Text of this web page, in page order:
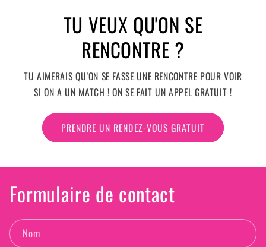
TU VEUX QU'ON SE
RENCONTRE ?
TU AIMERAIS QU'ON SE FASSE UNE RENCONTRE POUR VOIR
SI ON A UN MATCH ! ON SE FAIT UN APPEL GRATUIT !
PRENDRE UN RENDEZ-VOUS GRATUIT
Formulaire de contact
Nom